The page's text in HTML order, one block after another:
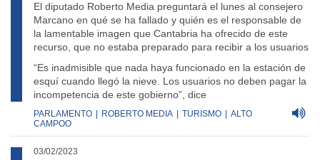
El diputado Roberto Media preguntará el lunes al consejero
Marcano en qué se ha fallado y quién es el responsable de
la lamentable imagen que Cantabria ha ofrecido de este
recurso, que no estaba preparado para recibir a los usuarios
“Es inadmisible que nada haya funcionado en la estación de
esquí cuando llegó la nieve. Los usuarios no deben pagar la
incompetencia de este gobierno”, dice
PARLAMENTO ROBERTO MEDIA TURISMO
ALTO
CAMPOO
03/02/2023